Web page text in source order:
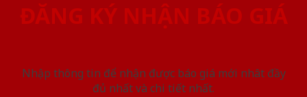
ĐĂNG KÝ NHẬN BÁO GIÁ
Nhập thông tin để nhận được báo giá mới nhât đầy
đủ nhất và chi tiết nhất.